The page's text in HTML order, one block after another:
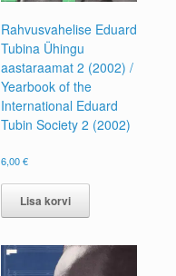
Rahvusvahelise Eduard
Tubina Ühingu
aastaraamat 2 (2002) /
Yearbook of the
International Eduard
Tubin Society 2 (2002)
6,00€
Lisa korvi